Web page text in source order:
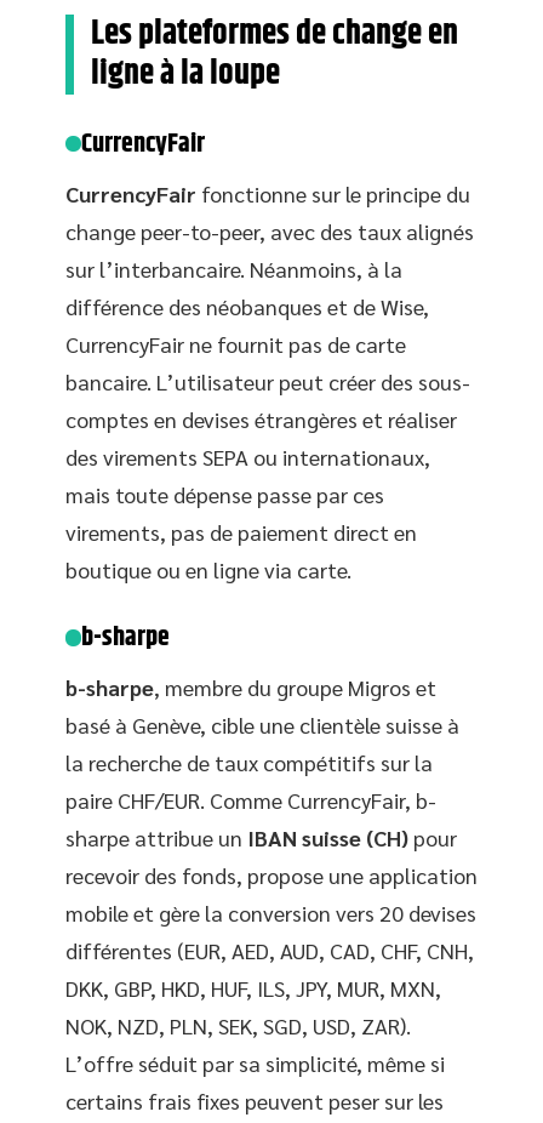
Les plateformes de change en
ligne à la loupe
CurrencyFair
CurrencyFair fonctionne sur le principe du
change peer-to-peer, avec des taux alignés
sur l’interbancaire. Néanmoins, à la
différence des néobanques et de Wise,
CurrencyFair ne fournit pas de carte
bancaire. L’utilisateur peut créer des sous-
comptes en devises étrangères et réaliser
des virements SEPA ou internationaux,
mais toute dépense passe par ces
virements, pas de paiement direct en
boutique ou en ligne via carte.
b-sharpe
b-sharpe, membre du groupe Migros et
basé à Genève, cible une clientèle suisse à
la recherche de taux compétitifs sur la
paire CHF/EUR. Comme CurrencyFair, b-
sharpe attribue un IBAN suisse (CH) pour
recevoir des fonds, propose une application
mobile et gère la conversion vers 20 devises
différentes (EUR, AED, AUD, CAD, CHF, CNH,
DKK, GBP, HKD, HUF, ILS, JPY, MUR, MXN,
NOK, NZD, PLN, SEK, SGD, USD, ZAR).
L’offre séduit par sa simplicité, même si
certains frais fixes peuvent peser sur les